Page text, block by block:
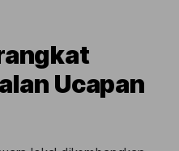
Ucapan